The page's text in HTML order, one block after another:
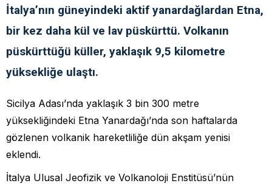
İtalya’nın güneyindeki aktif yanardağlardan Etna,
bir kez daha kül ve lav püskürttü. Volkanın
püskürttüğü küller, yaklaşık 9,5 kilometre
yüksekliğe ulaştı.
Sicilya Adası’nda yaklaşık 3 bin 300 metre
yüksekliğindeki Etna Yanardağı’nda son haftalarda
gözlenen volkanik hareketliliğe dün akşam yenisi
eklendi.
İtalya Ulusal Jeofizik ve Volkanoloji Enstitüsü’nün